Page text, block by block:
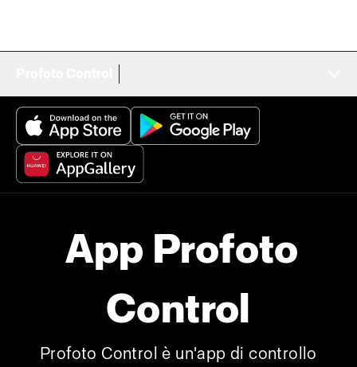
App Profoto
Control
Profoto Control è un'app di controllo